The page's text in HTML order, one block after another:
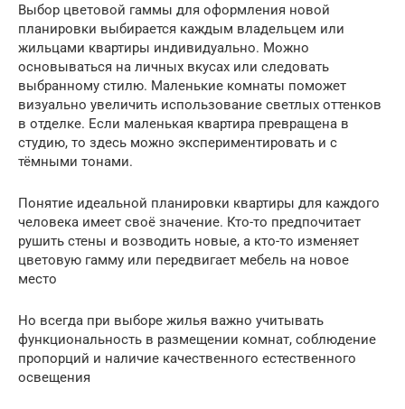
Выбор цветовой гаммы для оформления новой
планировки выбирается каждым владельцем или
жильцами квартиры индивидуально. Можно
основываться на личных вкусах или следовать
выбранному стилю. Маленькие комнаты поможет
визуально увеличить использование светлых оттенков
в отделке. Если маленькая квартира превращена в
студию, то здесь можно экспериментировать и с
тёмными тонами.
Понятие идеальной планировки квартиры для каждого
человека имеет своё значение. Кто-то предпочитает
рушить стены и возводить новые, а кто-то изменяет
цветовую гамму или передвигает мебель на новое
место
Но всегда при выборе жилья важно учитывать
функциональность в размещении комнат, соблюдение
пропорций и наличие качественного естественного
освещения